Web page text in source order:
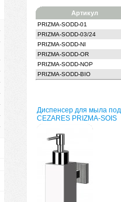
Артикул
PRIZMA-SODD-01
PRIZMA-SODD-03/24
PRIZMA-SODD-NI
PRIZMA-SODD-OR
PRIZMA-SODD-NOP
PRIZMA-SODD-BIO
Диспенсер для мыла
CEZARES PRIZMA-SOIS